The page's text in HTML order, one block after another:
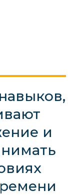
и